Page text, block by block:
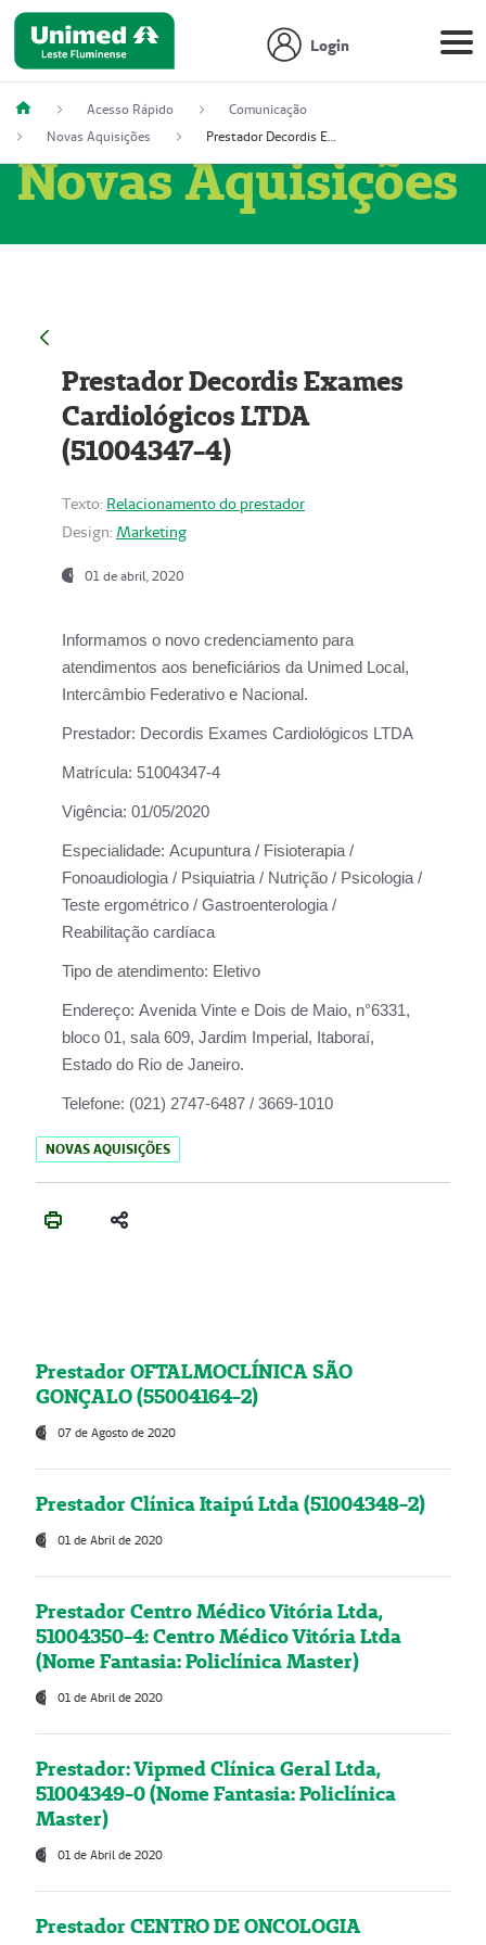
Login
Acesso Rápido
Comunicação
Novas Aquisições
Prestador Decordis Exames Cardiológicos LTDA (51004347-4)
Novas Aquisições
Prestador Decordis Exames
Cardiológicos LTDA
(51004347-4)
Texto: Relacionamento do prestador
Design: Marketing
01 de abril, 2020
Informamos o novo credenciamento para
atendimentos aos beneficiários da Unimed Local,
Intercâmbio Federativo e Nacional.
Prestador: Decordis Exames Cardiológicos LTDA
Matrícula: 51004347-4
Vigência: 01/05/2020
Especialidade: Acupuntura / Fisioterapia /
Fonoaudiologia / Psiquiatria / Nutrição / Psicologia /
Teste ergométrico / Gastroenterologia /
Reabilitação cardíaca
Tipo de atendimento: Eletivo
Endereço: Avenida Vinte e Dois de Maio, n°6331,
bloco 01, sala 609, Jardim Imperial, Itaboraí,
Estado do Rio de Janeiro.
Telefone: (021) 2747-6487 / 3669-1010
NOVAS AQUISIÇÕES
Prestador OFTALMOCLÍNICA SÃO
GONÇALO (55004164-2)
07 de Agosto de 2020
Prestador Clínica Itaipú Ltda (51004348-2)
01 de Abril de 2020
Prestador Centro Médico Vitória Ltda,
51004350-4: Centro Médico Vitória Ltda
(Nome Fantasia: Policlínica Master)
01 de Abril de 2020
Prestador: Vipmed Clínica Geral Ltda,
51004349-0 (Nome Fantasia: Policlínica
Master)
01 de Abril de 2020
Prestador CENTRO DE ONCOLOGIA